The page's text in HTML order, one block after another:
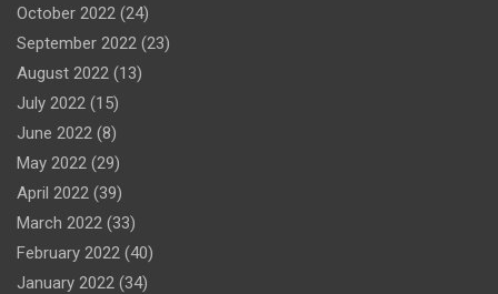
October 2022 (24)
September 2022 (23)
August 2022 (13)
July 2022 (15)
June 2022 (8)
May 2022 (29)
April 2022 (39)
March 2022 (33)
February 2022 (40)
January 2022 (34)